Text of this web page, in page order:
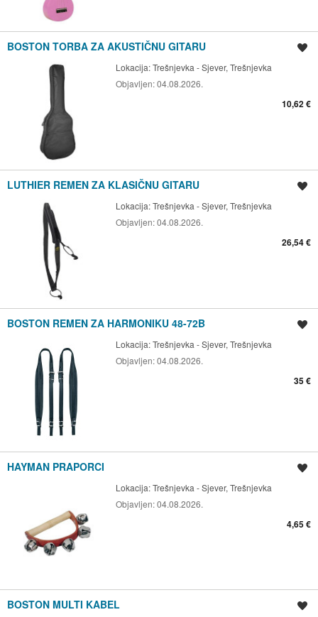
BOSTON TORBA ZA AKUSTIČNU GITARU
Lokacija:Trešnjevka - Sjever, Trešnjevka
Objavljen:04.08.2026.
10,62 €
LUTHIER REMEN ZA KLASIČNU GITARU
Lokacija:Trešnjevka - Sjever, Trešnjevka
Objavljen:04.08.2026.
26,54 €
BOSTON REMEN ZA HARMONIKU 48-72B
Lokacija:Trešnjevka - Sjever, Trešnjevka
Objavljen:04.08.2026.
35 €
HAYMAN PRAPORCI
Lokacija:Trešnjevka - Sjever, Trešnjevka
Objavljen:04.08.2026.
4,65 €
BOSTON MULTI KABEL